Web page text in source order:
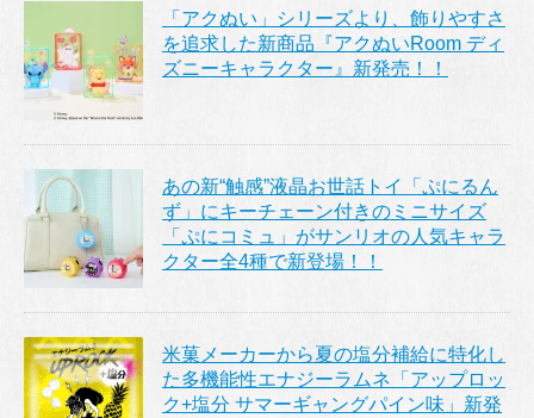
「アクぬい」シリーズより、飾りやすさ
を追求した新商品『アクぬいRoom ディ
ズニーキャラクター』新発売！！
あの新“触感”液晶お世話トイ「ぷにるん
ず」にキーチェーン付きのミニサイズ
「ぷにコミュ」がサンリオの人気キャラ
クター全4種で新登場！！
米菓メーカーから夏の塩分補給に特化し
た多機能性エナジーラムネ「アップロッ
ク+塩分 サマーギャングパイン味」新発